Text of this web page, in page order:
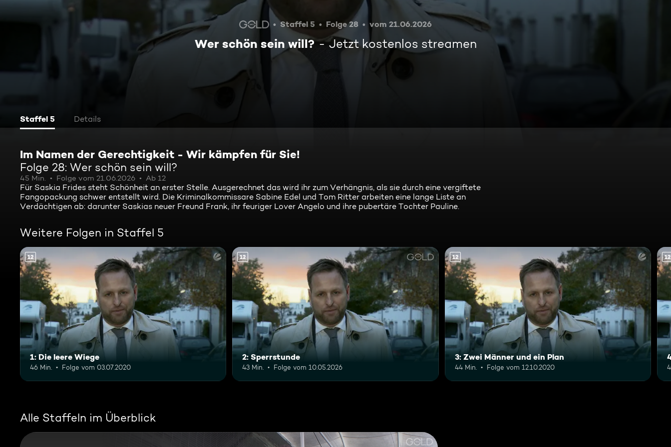
Staffel 5 Folge 28 vom 21.06.2026
Wer schön sein will? Jetzt kostenlos streamen
Staffel 5 Details
Im Namen der Gerechtigkeit - Wir kämpfen für Sie!
Folge 28: Wer schön sein will?
45 Min. Folge vom 21.06.2026 Ab 12
Für Saskia Frides steht Schönheit an erster Stelle. Ausgerechnet das wird ihr zum Verhängnis, als sie durch eine vergiftete
Fangopackung schwer entstellt wird. Die Kriminalkommissare Sabine Edel und Tom Ritter arbeiten eine lange Liste an
Verdächtigen ab: darunter Saskias neuer Freund Frank, ihr feuriger Lover Angelo und ihre pubertäre Tochter Pauline.
Weitere Folgen in Staffel 5
12
1: Die leere Wiege
46 Min. Folge vom 03.07.2020
12
2: Sperrstunde
43 Min. Folge vom 10.05.2026
12
3: Zwei Männer und ein Plan
44 Min. Folge vom 12.10.2020
12
Alle Staffeln im Überblick